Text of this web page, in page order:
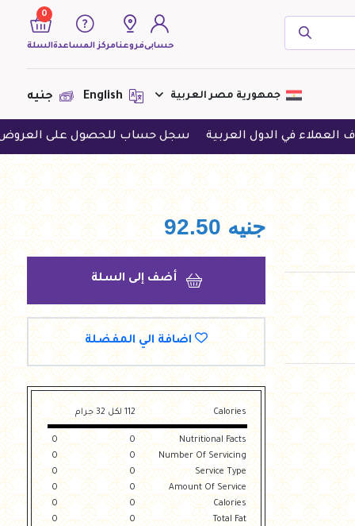
حسابىفروعنامركز المساعدة
0
السلة
لا يوجد منتجات لعرضها فى الوقت
الحالى
جمهورية مصر العربية جنيه
الدول العربية سجل حساب للحصول على العروض الحصرية
جنيه 92.50
أضف إلى السلة
اضافة الي المفضلة
Calories 112 لكل 32 جرام
Nutritional Facts
0
0
Number Of Servicing
0
0
Service Type
0
0
Amount Of Service
0
0
Calories
0
0
Total Fat
0
0